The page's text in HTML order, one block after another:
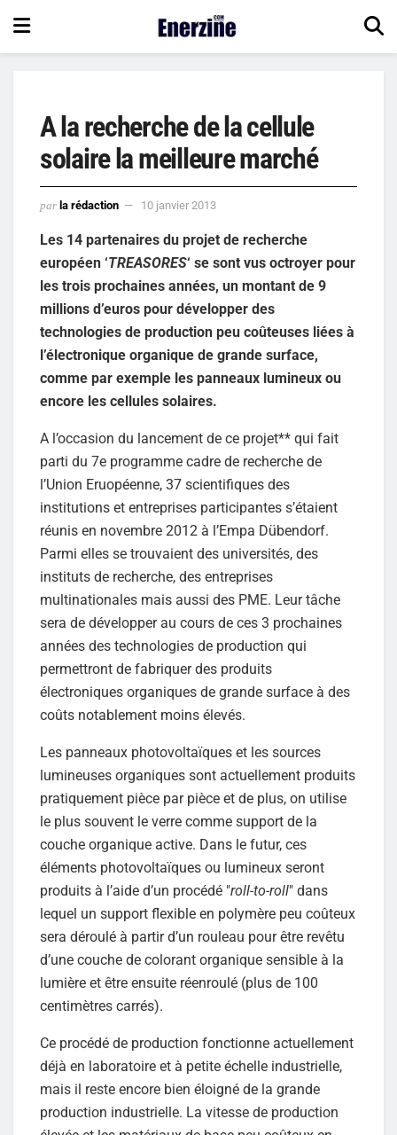
A la recherche de la cellule
solaire la meilleure marché
par la rédaction 10 janvier 2013
Les 14 partenaires du projet de recherche
européen ‘TREASORES‘ se sont vus octroyer pour
les trois prochaines années, un montant de 9
millions d’euros pour développer des
technologies de production peu coûteuses liées à
l’électronique organique de grande surface,
comme par exemple les panneaux lumineux ou
encore les cellules solaires.
A l’occasion du lancement de ce projet** qui fait
parti du 7e programme cadre de recherche de
l’Union Eruopéenne, 37 scientifiques des
institutions et entreprises participantes s’étaient
réunis en novembre 2012 à l’Empa Dübendorf.
Parmi elles se trouvaient des universités, des
instituts de recherche, des entreprises
multinationales mais aussi des PME. Leur tâche
sera de développer au cours de ces 3 prochaines
années des technologies de production qui
permettront de fabriquer des produits
électroniques organiques de grande surface à des
coûts notablement moins élevés.
Les panneaux photovoltaïques et les sources
lumineuses organiques sont actuellement produits
pratiquement pièce par pièce et de plus, on utilise
le plus souvent le verre comme support de la
couche organique active. Dans le futur, ces
éléments photovoltaïques ou lumineux seront
produits à l’aide d’un procédé "roll-to-roll" dans
lequel un support flexible en polymère peu coûteux
sera déroulé à partir d’un rouleau pour être revêtu
d’une couche de colorant organique sensible à la
lumière et être ensuite réenroulé (plus de 100
centimètres carrés).
Ce procédé de production fonctionne actuellement
déjà en laboratoire et à petite échelle industrielle,
mais il reste encore bien éloigné de la grande
production industrielle. La vitesse de production